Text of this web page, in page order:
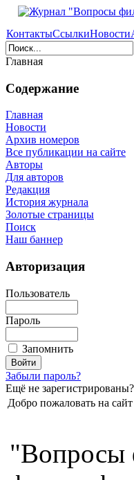
КонтактыСсылкиНовости
Главная
Содержание
Главная
Новости
Архив номеров
Все публикации на сайте
Авторы
Для авторов
Редакция
История журнала
Золотые страницы
Поиск
Наш баннер
Авторизация
Пользователь
Пароль
Запомнить
Забыли пароль?
Ещё не зарегистрированы?
Добро пожаловать на
"Вопросы